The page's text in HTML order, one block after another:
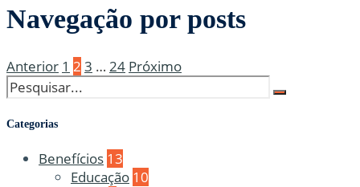
Navegação por posts
Anterior 1 2 3 … 24 Próximo
Categorias
Benefícios 13
Educação 10